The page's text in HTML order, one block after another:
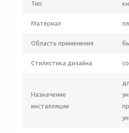
Тип
Материал
Область применения
Стилистика дизайна
Назначение
инсталляции